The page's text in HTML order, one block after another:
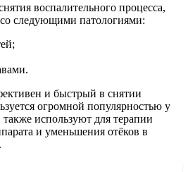
воспалительного процесса,
со следующими патологиями:
и быстрый в снятии
огромной популярностью у
используют для терапии
и уменьшения отёков в